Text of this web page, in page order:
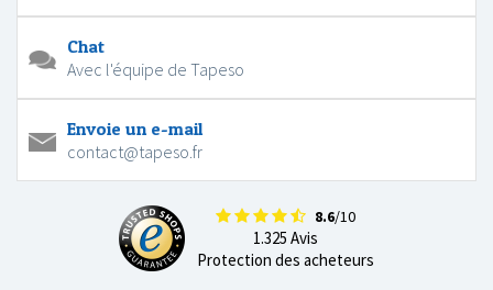
Chat
Avec l'équipe de Tapeso
Envoie un e-mail
contact@tapeso.fr
8.6/10
1.325 Avis
Protection des acheteurs